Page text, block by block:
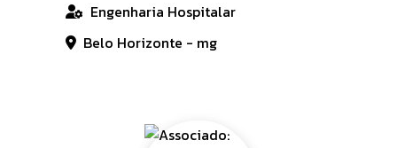
Engenharia Hospitalar
Belo Horizonte - mg